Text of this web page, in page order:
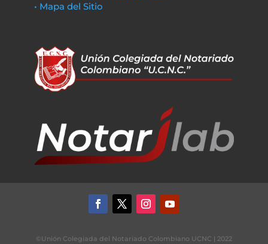
• Mapa del Sitio
©Unión Colegiada del Notariado Colombiano UCNC | 2022